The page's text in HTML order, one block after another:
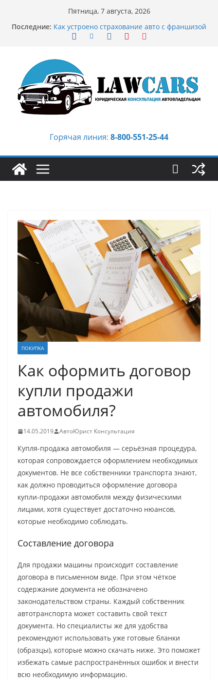
содержимому
Пятница, 7 августа, 2026
Последние: Как устроено страхование авто с франшизой
и кому оно может подойти
Аукцион мотоциклов: когда выбор
становится философией скорости
Срочный выкуп битых авто в Москве:
почему автовладельцы выбирают mos-auto
Бриллиантовые серьги: вечная классика
или остромодный тренд?
Горячая линия: 8-800-551-25-44
ПОКУПКА
Как оформить договор
купли продажи
автомобиля?
14.05.2019 АвтоЮрист Консультация
Купля-продажа автомобиля — серьёзная процедура,
которая сопровождается оформлением необходимых
документов. Не все собственники транспорта знают,
как должно проводиться оформление договора
купли-продажи автомобиля между физическими
лицами, хотя существует достаточно нюансов,
которые необходимо соблюдать.
Составление договора
Для продажи машины происходит составление
договора в письменном виде. При этом чёткое
содержание документа не обозначено
законодательством страны. Каждый собственник
автотранспорта может составить свой текст
документа. Но специалисты же для удобства
рекомендуют использовать уже готовые бланки
(образцы), которые можно скачать ниже. Это поможет
избежать самые распространённых ошибок и внести
всю необходимую информацию.